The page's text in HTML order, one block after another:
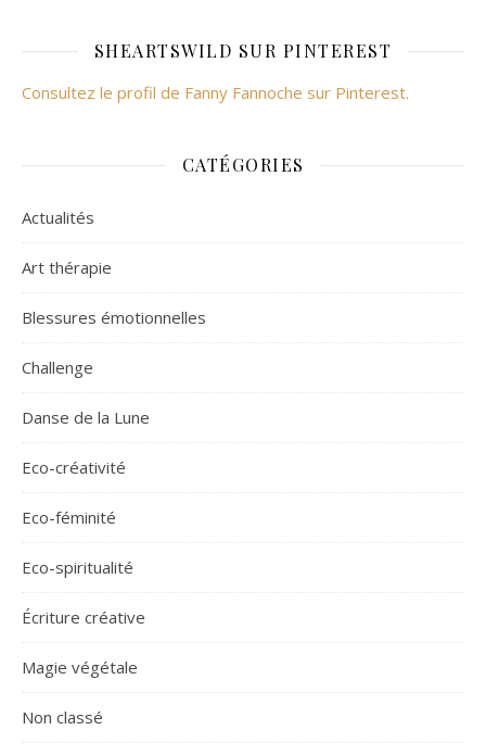
SHEARTSWILD SUR PINTEREST
Consultez le profil de Fanny Fannoche sur Pinterest.
CATÉGORIES
Actualités
Art thérapie
Blessures émotionnelles
Challenge
Danse de la Lune
Eco-créativité
Eco-féminité
Eco-spiritualité
Écriture créative
Magie végétale
Non classé